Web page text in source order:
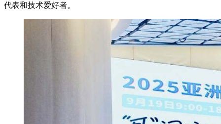
代表和技术爱好者。